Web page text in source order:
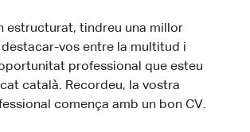
estructurat, tindreu una millor
vos entre la multitud i
professional que esteu
català. Recordeu, la vostra
comença amb un bon CV.